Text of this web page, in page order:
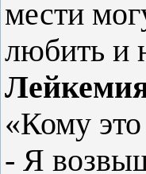
мести
любить и
«Кому
- Я